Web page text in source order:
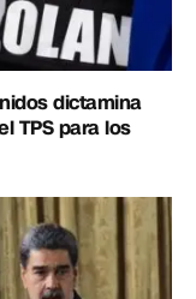
dictamina
TPS para los